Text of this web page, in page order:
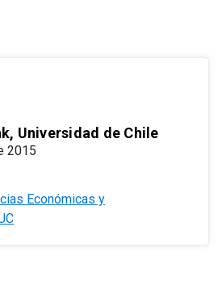
Universidad de Chile
2015
Económicas y